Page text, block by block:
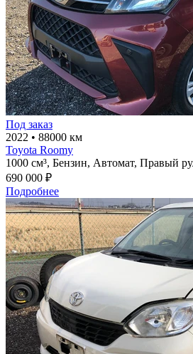
Под заказ
2022 • 88000 км
Toyota Roomy
1000 см³, Бензин, Автомат, Правый
690 000 ₽
Подробнее